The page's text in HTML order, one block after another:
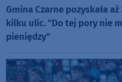
Gmina Czarne pozyskała
kilku ulic. "Do tej pory nie
pieniędzy"